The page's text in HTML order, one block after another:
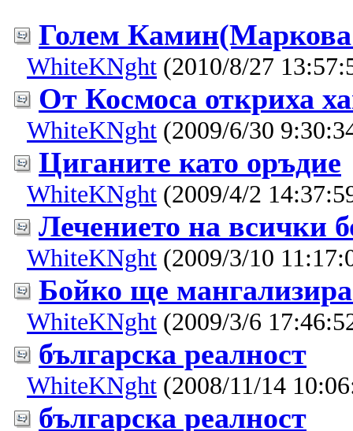
Голем Камин(Маркова
WhiteKNght (2010/8/27
От Космоса откриха
WhiteKNght (2009/6/30
Циганите като оръдие
WhiteKNght (2009/4/2
Лечението на всички
WhiteKNght (2009/3/10
Бойко ще
WhiteKNght (2009/3/6
българска реалност
WhiteKNght (2008/11/14
българска реалност